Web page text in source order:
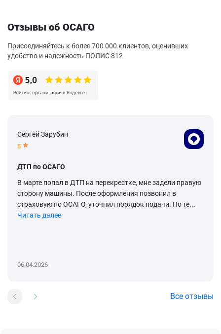
Отзывы об ОСАГО
Присоединяйтесь к более 700 000 клиентов, оценивших
удобство и надежность ПОЛИС 812
Сергей Зарубин
5
ДТП по ОСАГО
В марте попал в ДТП на перекрестке, мне задели правую
сторону машины. После оформления позвонил в
страховую по ОСАГО, уточнил порядок подачи. По те...
Читать далее
06.04.2026
Все отзывы